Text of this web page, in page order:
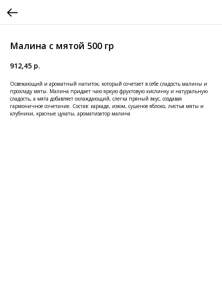
Малина с мятой 500 гр
912,45 р.
Освежающий и ароматный напиток, который сочетает в себе сладость малины и
прохладу мяты. Малина придает чаю яркую фруктовую кислинку и натуральную
сладость, а мята добавляет охлаждающий, слегка пряный вкус, создавая
гармоничное сочетание. Состав: каркаде, изюм, сушеное яблоко, листья мяты и
клубники, красные цукаты, ароматизатор малина